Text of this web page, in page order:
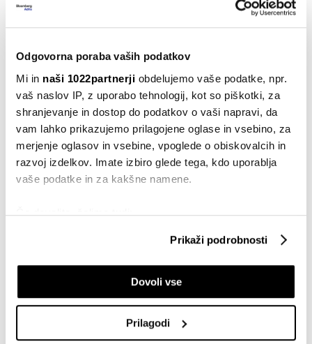
Odgovorna poraba vaših podatkov
Mi in naši 1022partnerji obdelujemo vaše podatke, npr.
vaš naslov IP, z uporabo tehnologij, kot so piškotki, za
shranjevanje in dostop do podatkov o vaši napravi, da
vam lahko prikazujemo prilagojene oglase in vsebino, za
merjenje oglasov in vsebine, vpoglede o obiskovalcih in
razvoj izdelkov. Imate izbiro glede tega, kdo uporablja
vaše podatke in za kakšne namene.
Če dovolite, želimo tudi:
Zbirati informacije o vaši geografski lokaciji, ki so
Identificirati napravo z aktivnim preverjanjem
lastnosti (odčitavanje prstnih odtisov)
Poglejte si še, kako se obdelujejo vaši osebni podatki in
nastavite svoje preference v
razdelku o podrobnostih
Prikaži podrobnosti
Dovoli vse
Prilagodi
zaporednim tednom prilivov
20.07.2026
VSE NOVICE IZ RUBRIKE BUSINESSWEEK ADRIA
Businessweek Adria